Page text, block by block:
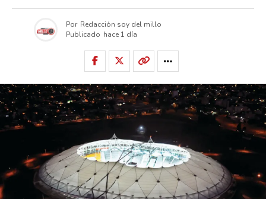
Por Redacción soy del millo
Publicado hace 1 día